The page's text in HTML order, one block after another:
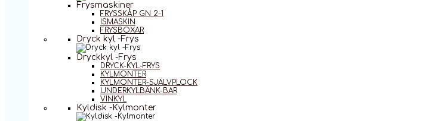
Frysmaskiner
FRYSSKÅP GN 2-1
ISMASKIN
FRYSBOXAR
Dryck kyl -Frys
Dryckkyl -Frys
DRYCK-KYL-FRYS
KYLMONTER
KYLMONTER-SJÄLVPLOCK
UNDERKYLBÄNK-BAR
VINKYL
Kyldisk -Kylmonter